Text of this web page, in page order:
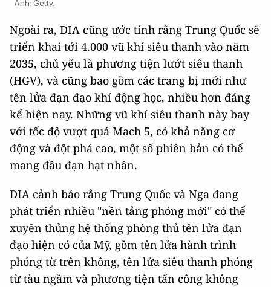
Ảnh: Getty.
Ngoài ra, DIA cũng ước tính rằng Trung Quốc sẽ
triển khai tới 4.000 vũ khí siêu thanh vào năm
2035, chủ yếu là phương tiện lướt siêu thanh
(HGV), và cũng bao gồm các trang bị mới như
tên lửa đạn đạo khí động học, nhiều hơn đáng
kể hiện nay. Những vũ khí siêu thanh này bay
với tốc độ vượt quá Mach 5, có khả năng cơ
động và đột phá cao, một số phiên bản có thể
mang đầu đạn hạt nhân.
DIA cảnh báo rằng Trung Quốc và Nga đang
phát triển nhiều "nền tảng phóng mới" có thể
xuyên thủng hệ thống phòng thủ tên lửa đạn
đạo hiện có của Mỹ, gồm tên lửa hành trình
phóng từ trên không, tên lửa siêu thanh phóng
từ tàu ngầm và phương tiện tấn công không